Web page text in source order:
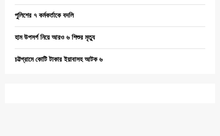
পুলিশের ৭ কর্মকর্তাকে বদলি
হাম উপসর্গ নিয়ে আরও ৬ শিশুর মৃত্যু
চট্টগ্রামে কোটি টাকার ইয়াবাসহ আটক ৬